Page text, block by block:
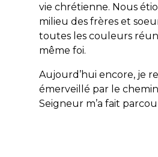
vie chrétienne. Nous
milieu des frères et
toutes les couleurs
même foi.
Aujourd’hui encore, je
émerveillé par le
Seigneur m’a fait